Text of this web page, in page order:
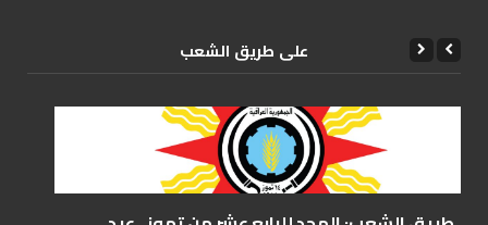
علی طریق الشعب